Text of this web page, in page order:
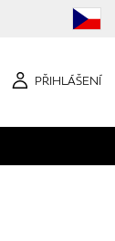
PŘIHLÁŠENÍ